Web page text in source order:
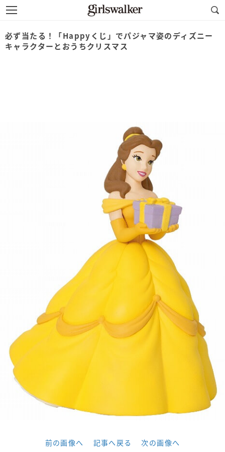
必ず当たる！「Happyくじ」でパジャマ姿のディズニー
キャラクターとおうちクリスマス
前の画像へ 記事へ戻る 次の画像へ